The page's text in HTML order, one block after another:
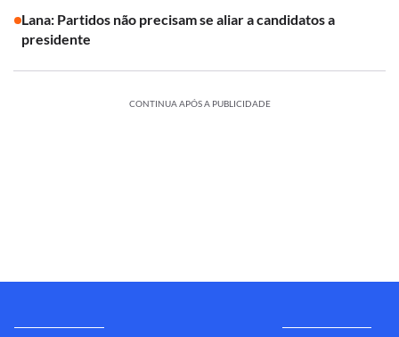
Lana: Partidos não precisam se aliar a candidatos a
presidente
CONTINUA APÓS A PUBLICIDADE